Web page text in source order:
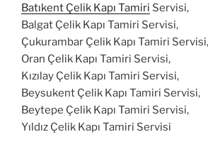
Batıkent Çelik Kapı Tamiri Servisi,
Balgat Çelik Kapı Tamiri Servisi,
Çukurambar Çelik Kapı Tamiri Servisi,
Oran Çelik Kapı Tamiri Servisi,
Kızılay Çelik Kapı Tamiri Servisi,
Beysukent Çelik Kapı Tamiri Servisi,
Beytepe Çelik Kapı Tamiri Servisi,
Yıldız Çelik Kapı Tamiri Servisi